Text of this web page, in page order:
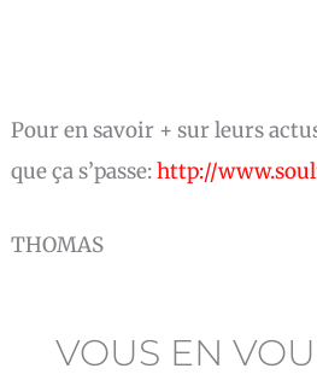
Pour en savoir + sur leurs
que ça s’passe:http://
THOMAS
VOUS EN